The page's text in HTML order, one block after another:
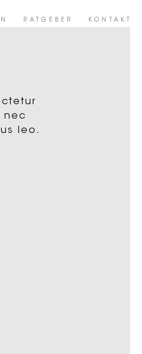
RATGEBER KONTAKT
nec
leo.